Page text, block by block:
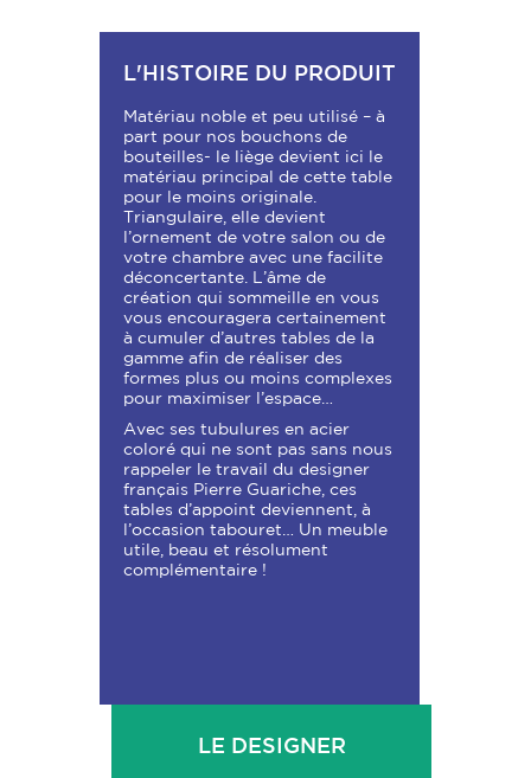
L'HISTOIRE DU PRODUIT
Matériau noble et peu utilisé – à
part pour nos bouchons de
bouteilles- le liège devient ici le
matériau principal de cette table
pour le moins originale.
Triangulaire, elle devient
l’ornement de votre salon ou de
votre chambre avec une facilite
déconcertante. L’âme de
création qui sommeille en vous
vous encouragera certainement
à cumuler d’autres tables de la
gamme afin de réaliser des
formes plus ou moins complexes
pour maximiser l’espace…
Avec ses tubulures en acier
coloré qui ne sont pas sans nous
rappeler le travail du designer
français Pierre Guariche, ces
tables d’appoint deviennent, à
l’occasion tabouret… Un meuble
utile, beau et résolument
complémentaire !
LE DESIGNER